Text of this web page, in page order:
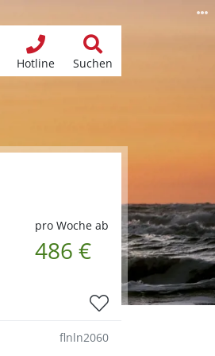
Hotline Suchen
pro Woche ab
486 €
flnln2060